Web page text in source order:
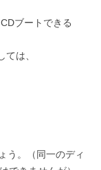
ブートできる
は、
う。（同一のディ